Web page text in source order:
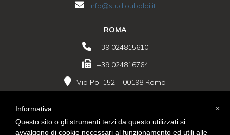
info@studiouboldi.it
ROMA
+39 024815610
+39 024816764
Via Po, 152 – 00198 Roma
LINK ESTERNI
×
Informativa
Questo sito o gli strumenti terzi da questo utilizzati si
avvalgono di cookie necessari al funzionamento ed utili alle